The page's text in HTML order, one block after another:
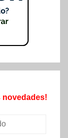
novedades!